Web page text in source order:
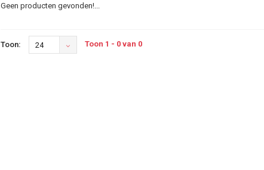
Geen producten gevonden!...
Toon: 24 Toon 1 - 0 van 0